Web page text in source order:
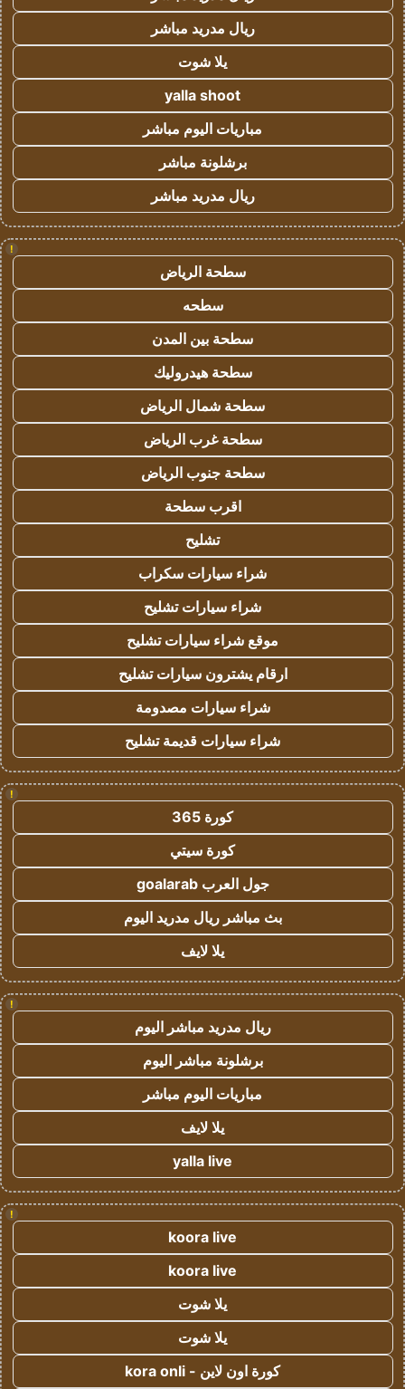
ريال مدريد مباشر
يلا شوت
yalla shoot
مباريات اليوم مباشر
برشلونة مباشر
ريال مدريد مباشر
!
سطحة الرياض
سطحه
سطحة بين المدن
سطحة هيدروليك
سطحة شمال الرياض
سطحة غرب الرياض
سطحة جنوب الرياض
اقرب سطحة
تشليح
شراء سيارات سكراب
شراء سيارات تشليح
موقع شراء سيارات تشليح
ارقام يشترون سيارات تشليح
شراء سيارات مصدومة
شراء سيارات قديمة تشليح
!
كورة 365
كورة سيتي
جول العرب goalarab
بث مباشر ريال مدريد اليوم
يلا لايف
!
ريال مدريد مباشر اليوم
برشلونة مباشر اليوم
مباريات اليوم مباشر
يلا لايف
yalla live
!
koora live
koora live
يلا شوت
يلا شوت
كورة اون لاين - kora onli